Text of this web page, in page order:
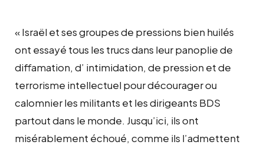
« Israël et ses groupes de pressions bien huilés
ont essayé tous les trucs dans leur panoplie de
diffamation, d’ intimidation, de pression et de
terrorisme intellectuel pour décourager ou
calomnier les militants et les dirigeants BDS
partout dans le monde. Jusqu’ici, ils ont
misérablement échoué, comme ils l’admettent